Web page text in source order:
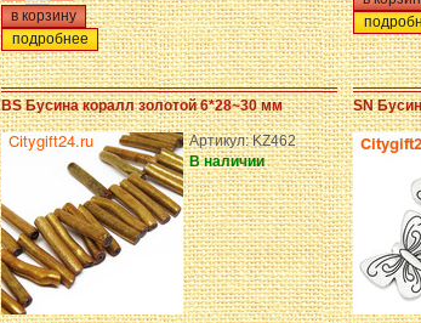
подробнее
BS Бусина коралл золотой 6*28~30 мм
Артикул: KZ462
В наличии
SN